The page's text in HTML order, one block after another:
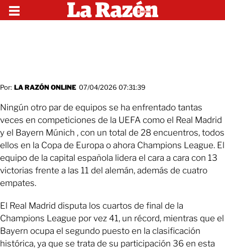
Por: LA RAZÓN ONLINE 07/04/2026 07:31:39
Ningún otro par de equipos se ha enfrentado tantas
veces en competiciones de la UEFA como el Real Madrid
y el Bayern Múnich , con un total de 28 encuentros, todos
ellos en la Copa de Europa o ahora Champions League. El
equipo de la capital española lidera el cara a cara con 13
victorias frente a las 11 del alemán, además de cuatro
empates.
El Real Madrid disputa los cuartos de final de la
Champions League por vez 41, un récord, mientras que el
Bayern ocupa el segundo puesto en la clasificación
histórica, ya que se trata de su participación 36 en esta